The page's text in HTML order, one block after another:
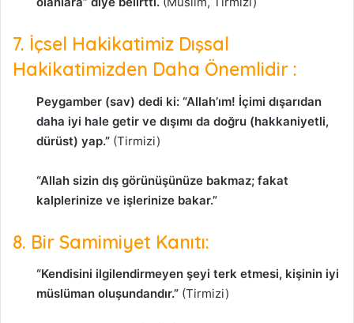
7. İçsel Hakikatimiz Dışsal
Hakikatimizden Daha Önemlidir :
Peygamber (sav) dedi ki: “Allah’ım! İçimi dışarıdan
daha iyi hale getir ve dışımı da doğru (hakkaniyetli,
dürüst) yap.” (Tirmizi)
“Allah sizin dış görünüşünüze bakmaz; fakat
kalplerinize ve işlerinize bakar.”
8. Bir Samimiyet Kanıtı:
“Kendisini ilgilendirmeyen şeyi terk etmesi, kişinin iyi
müslüman oluşundandır.” (Tirmizi)